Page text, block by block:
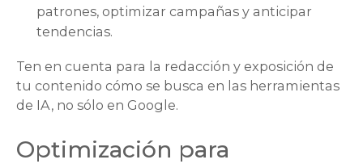
patrones, optimizar campañas y anticipar
tendencias.
Ten en cuenta para la redacción y exposición de
tu contenido cómo se busca en las herramientas
de IA, no sólo en Google.
Optimización para